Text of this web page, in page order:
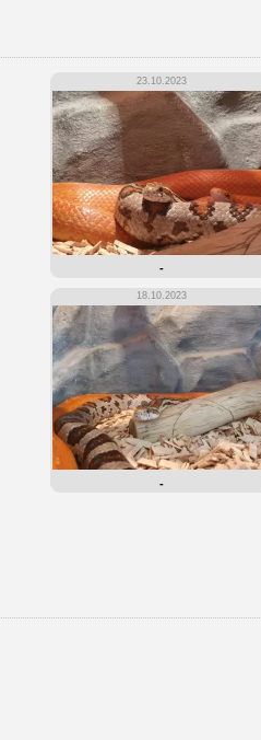
23.10.2023
-
18.10.2023
-